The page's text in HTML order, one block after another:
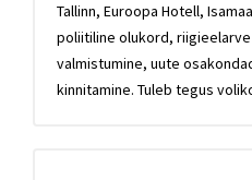
Tallinn, Euroopa Hotell,
poliitiline olukord,
valmistumine, uute
kinnitamine. Tuleb tegus